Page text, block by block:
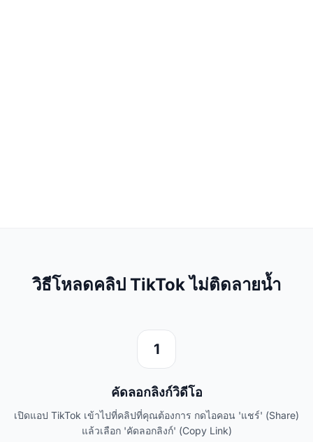
วิธีโหลดคลิป TikTok ไม่ติดลายน้ำ
1
คัดลอกลิงก์วิดีโอ
เปิดแอป TikTok เข้าไปที่คลิปที่คุณต้องการ กดไอคอน 'แชร์' (Share)
แล้วเลือก 'คัดลอกลิงก์' (Copy Link)